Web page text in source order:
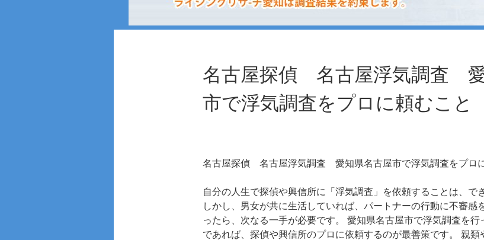
名古屋探偵 名古屋浮気調査
市で浮気調査をプロに頼むこと
名古屋探偵 名古屋浮気調査 愛知県名古屋市で浮気調査をプロ
自分の人生で探偵や興信所に「浮気調査」を依頼することは、で
しかし、男女が共に生活していれば、パートナーの行動に不審感
ったら、次なる一手が必要です。 愛知県名古屋市で浮気調査を
であれば、探偵や興信所のプロに依頼するのが最善策です。 親類